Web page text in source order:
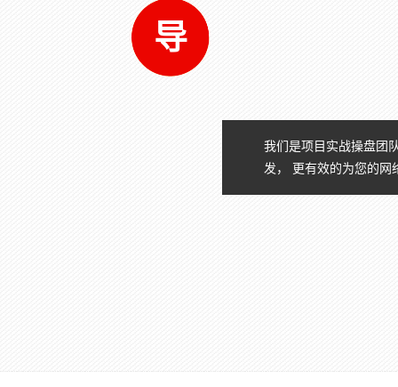
专
家
指
导
我们是项目实战操盘团
发， 更有效的为您的网